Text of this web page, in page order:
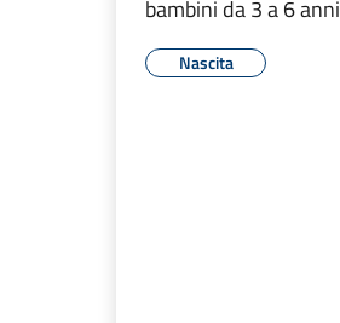
bambini da 3 a 6 anni
Nascita